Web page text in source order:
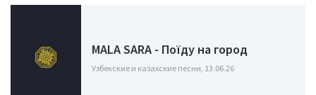
MALA SARA - Поїду на город
Узбекские и казахские песни, 13.06.26